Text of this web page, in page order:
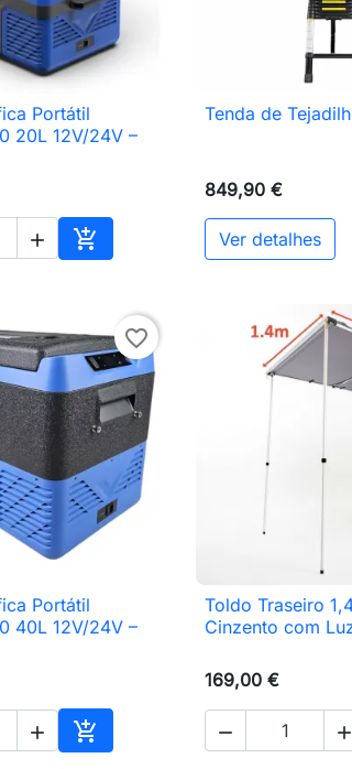
rápida
Portátil
20L 12V/24V –
 
Adicionar ao carrinho
 Vista
Tenda de
849,90 €
Ver detalhes
favorite_border
rápida
Portátil
40L 12V/24V –
 
Adicionar ao carrinho
 Vista
Toldo Traseiro
Cinzento com
169,00 €
 